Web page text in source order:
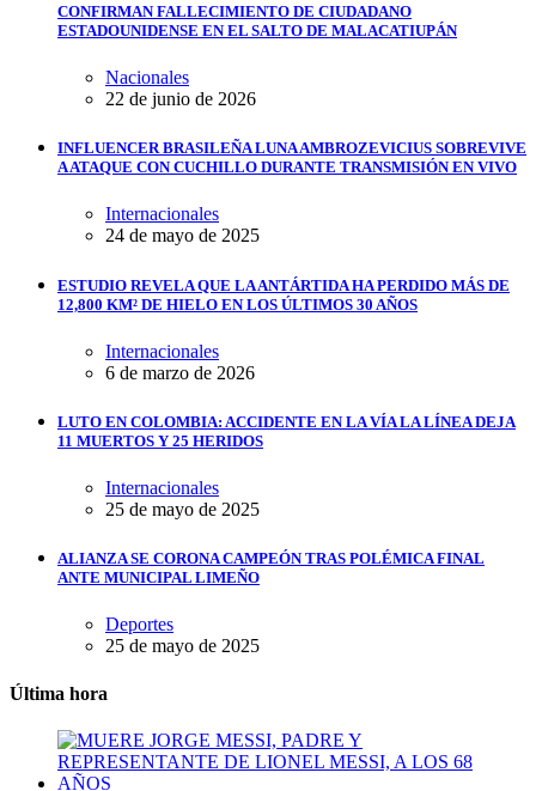
CONFIRMAN FALLECIMIENTO DE CIUDADANO
ESTADOUNIDENSE EN EL SALTO DE MALACATIUPÁN
Nacionales
22 de junio de 2026
INFLUENCER BRASILEÑA LUNA AMBROZEVICIUS SOBREVIVE
A ATAQUE CON CUCHILLO DURANTE TRANSMISIÓN EN VIVO
Internacionales
24 de mayo de 2025
ESTUDIO REVELA QUE LA ANTÁRTIDA HA PERDIDO MÁS DE
12,800 KM² DE HIELO EN LOS ÚLTIMOS 30 AÑOS
Internacionales
6 de marzo de 2026
LUTO EN COLOMBIA: ACCIDENTE EN LA VÍA LA LÍNEA DEJA
11 MUERTOS Y 25 HERIDOS
Internacionales
25 de mayo de 2025
ALIANZA SE CORONA CAMPEÓN TRAS POLÉMICA FINAL
ANTE MUNICIPAL LIMEÑO
Deportes
25 de mayo de 2025
Última hora